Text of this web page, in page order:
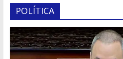
POLÍTICA